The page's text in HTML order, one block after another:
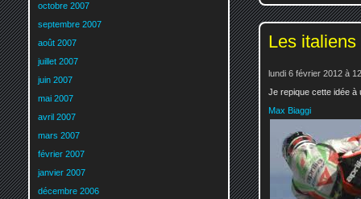
Les italiens
lundi 6 février 2012 à
Je repique cette idée à
Max Biaggi
octobre 2007
septembre 2007
août 2007
juillet 2007
juin 2007
mai 2007
avril 2007
mars 2007
février 2007
janvier 2007
décembre 2006